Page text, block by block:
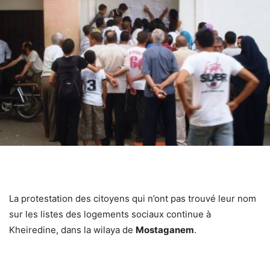
La protestation des citoyens qui n’ont pas trouvé leur nom
sur les listes des logements sociaux continue à
Kheiredine, dans la wilaya de Mostaganem.